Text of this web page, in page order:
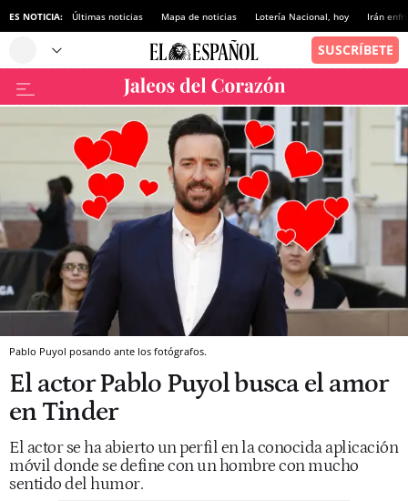
ES NOTICIA: Últimas noticias Mapa de noticias Lotería Nacional, hoy Irán
Pablo Puyol posando ante los fotógrafos.
El actor Pablo Puyol busca el amor
en Tinder
El actor se ha abierto un perfil en la conocida aplicación
móvil donde se define con un hombre con mucho
sentido del humor.